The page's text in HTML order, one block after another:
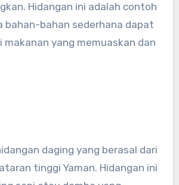
Hidangan ini adalah contoh
bahan-bahan sederhana dapat
makanan yang memuaskan dan
daging yang berasal dari
tinggi Yaman. Hidangan ini